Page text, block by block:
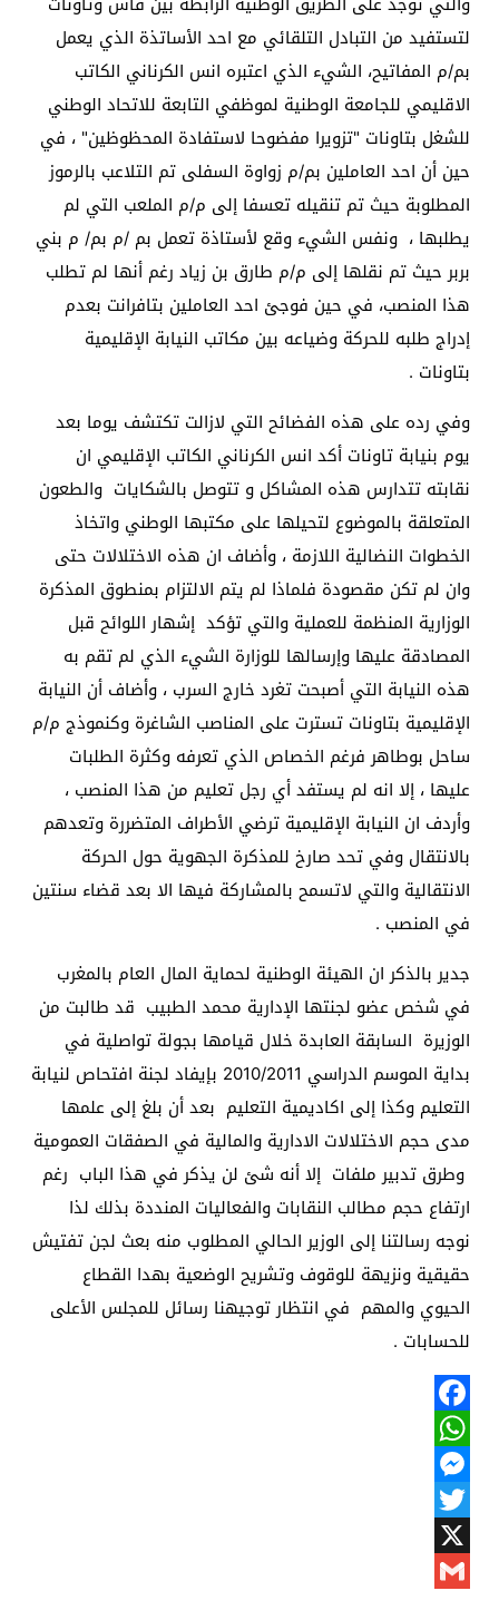
لتستفيد من التبادل التلقائي مع احد الأساتذة الذي يعمل
بم/م المفاتيح، الشيء الذي اعتبره انس الكرناني الكاتب
الاقليمي للجامعة الوطنية لموظفي التابعة للاتحاد الوطني
للشغل بتاونات "تزويرا مفضوحا لاستفادة المحظوظين" ، في
حين أن احد العاملين بم/م زواوة السفلى تم التلاعب بالرموز
المطلوبة حيث تم تنقيله تعسفا إلى م/م الملعب التي لم
يطلبها ، ونفس الشيء وقع لأستاذة تعمل بم /م بم/ م بني
بربر حيث تم نقلها إلى م/م طارق بن زياد رغم أنها لم تطلب
هذا المنصب، في حين فوجئ احد العاملين بتافرانت بعدم
إدراج طلبه للحركة وضياعه بين مكاتب النيابة الإقليمية
بتاونات .
وفي رده على هذه الفضائح التي لازالت تكتشف يوما بعد
يوم بنيابة تاونات أكد انس الكرناني الكاتب الإقليمي ان
نقابته تتدارس هذه المشاكل و تتوصل بالشكايات والطعون
المتعلقة بالموضوع لتحيلها على مكتبها الوطني واتخاذ
الخطوات النضالية اللازمة ، وأضاف ان هذه الاختلالات حتى
وان لم تكن مقصودة فلماذا لم يتم الالتزام بمنطوق المذكرة
الوزارية المنظمة للعملية والتي تؤكد إشهار اللوائح قبل
المصادقة عليها وإرسالها للوزارة الشيء الذي لم تقم به
هذه النيابة التي أصبحت تغرد خارج السرب ، وأضاف أن النيابة
الإقليمية بتاونات تسترت على المناصب الشاغرة وكنموذج م/م
ساحل بوطاهر فرغم الخصاص الذي تعرفه وكثرة الطلبات
عليها ، إلا انه لم يستفد أي رجل تعليم من هذا المنصب ،
وأردف ان النيابة الإقليمية ترضي الأطراف المتضررة وتعدهم
بالانتقال وفي تحد صارخ للمذكرة الجهوية حول الحركة
الانتقالية والتي لاتسمح بالمشاركة فيها الا بعد قضاء سنتين
في المنصب .
جدير بالذكر ان الهيئة الوطنية لحماية المال العام بالمغرب
في شخص عضو لجنتها الإدارية محمد الطبيب قد طالبت من
الوزيرة السابقة العابدة خلال قيامها بجولة تواصلية في
بداية الموسم الدراسي 2010/2011 بإيفاد لجنة افتحاص لنيابة
التعليم وكذا إلى اكاديمية التعليم بعد أن بلغ إلى علمها
مدى حجم الاختلالات الادارية والمالية في الصفقات العمومية
وطرق تدبير ملفات إلا أنه شئ لن يذكر في هذا الباب رغم
ارتفاع حجم مطالب النقابات والفعاليات المنددة بذلك لذا
نوجه رسالتنا إلى الوزير الحالي المطلوب منه بعث لجن تفتيش
حقيقية ونزيهة للوقوف وتشريح الوضعية بهدا القطاع
الحيوي والمهم في انتظار توجيهنا رسائل للمجلس الأعلى
للحسابات .
Facebook
WhatsApp
Messenger
Twitter
X